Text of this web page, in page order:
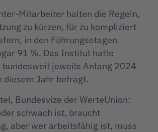
Mitarbeiter halten die Regeln,
zu kürzen, für zu kompliziert
in den Führungsetagen
91 %. Das Institut hatte
jeweils Anfang 2024
diesem Jahr befragt.
Bundesvize der WerteUnion:
schwach ist, braucht
aber wer arbeitsfähig ist, muss